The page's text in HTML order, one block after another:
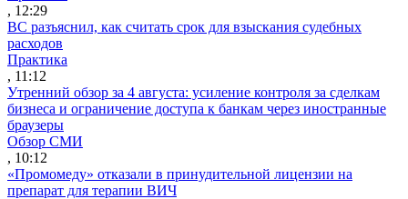
, 12:29
ВС разъяснил, как считать срок для взыскания судебных
расходов
Практика
, 11:12
Утренний обзор за 4 августа: усиление контроля за сделкам
бизнеса и ограничение доступа к банкам через иностранные
браузеры
Обзор СМИ
, 10:12
«Промомеду» отказали в принудительной лицензии на
препарат для терапии ВИЧ